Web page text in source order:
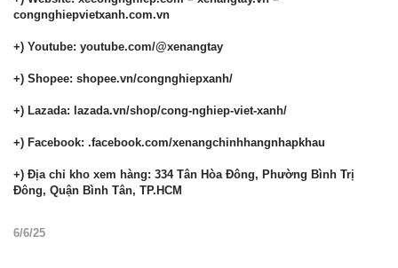
congnghiepvietxanh.com.vn
+) Youtube: youtube.com/@xenangtay
+) Shopee: shopee.vn/congnghiepxanh/
+) Lazada: lazada.vn/shop/cong-nghiep-viet-xanh/
+) Facebook: .facebook.com/xenangchinhhangnhapkhau
+) Địa chỉ kho xem hàng: 334 Tân Hòa Đông, Phường Bình Trị
Đông, Quận Bình Tân, TP.HCM
6/6/25